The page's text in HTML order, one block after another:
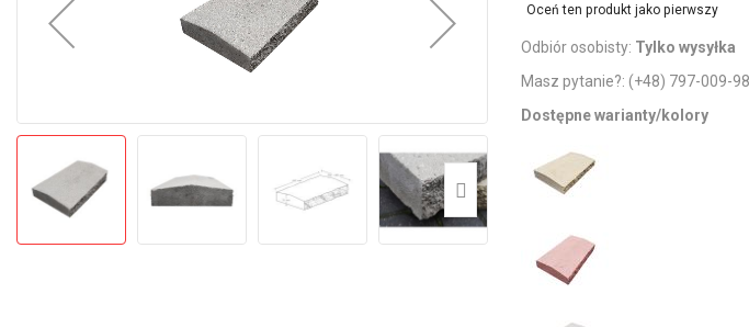
Oceń ten produkt jako pierwszy
Odbiór osobisty: Tylko wysyłka
Masz pytanie?: (+48) 797-009-
Dostępne warianty/kolory